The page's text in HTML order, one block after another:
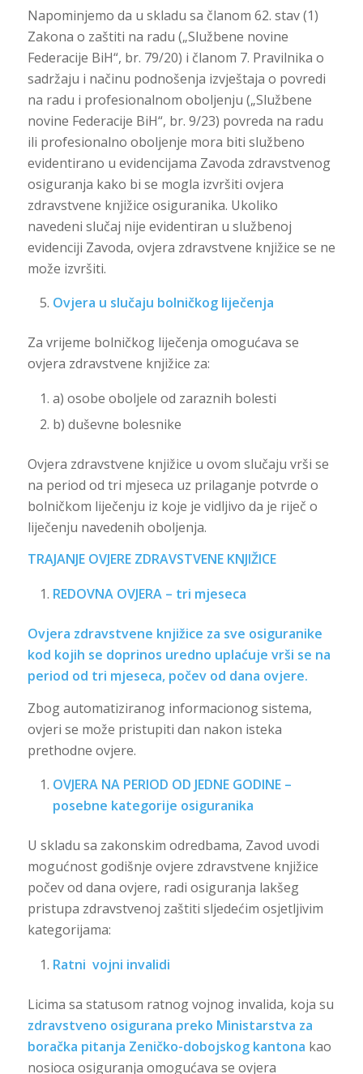
Napominjemo da u skladu sa članom 62. stav (1)
Zakona o zaštiti na radu („Službene novine
Federacije BiH“, br. 79/20) i članom 7. Pravilnika o
sadržaju i načinu podnošenja izvještaja o povredi
na radu i profesionalnom oboljenju („Službene
novine Federacije BiH“, br. 9/23) povreda na radu
ili profesionalno oboljenje mora biti službeno
evidentirano u evidencijama Zavoda zdravstvenog
osiguranja kako bi se mogla izvršiti ovjera
zdravstvene knjižice osiguranika. Ukoliko
navedeni slučaj nije evidentiran u službenoj
evidenciji Zavoda, ovjera zdravstvene knjižice se ne
može izvršiti.
Ovjera u slučaju bolničkog liječenja
Za vrijeme bolničkog liječenja omogućava se
ovjera zdravstvene knjižice za:
a) osobe oboljele od zaraznih bolesti
b) duševne bolesnike
Ovjera zdravstvene knjižice u ovom slučaju vrši se
na period od tri mjeseca uz prilaganje potvrde o
bolničkom liječenju iz koje je vidljivo da je riječ o
liječenju navedenih oboljenja.
TRAJANJE OVJERE ZDRAVSTVENE KNJIŽICE
REDOVNA OVJERA – tri mjeseca
Ovjera zdravstvene knjižice za sve osiguranike
kod kojih se doprinos uredno uplaćuje vrši se na
period od tri mjeseca, počev od dana ovjere.
Zbog automatiziranog informacionog sistema,
ovjeri se može pristupiti dan nakon isteka
prethodne ovjere.
OVJERA NA PERIOD OD JEDNE GODINE –
posebne kategorije osiguranika
U skladu sa zakonskim odredbama, Zavod uvodi
mogućnost godišnje ovjere zdravstvene knjižice
počev od dana ovjere, radi osiguranja lakšeg
pristupa zdravstvenoj zaštiti sljedećim osjetljivim
kategorijama:
Ratni vojni invalidi
Licima sa statusom ratnog vojnog invalida, koja su
zdravstveno osigurana preko Ministarstva za
boračka pitanja Zeničko-dobojskog kantona kao
nosioca osiguranja omogućava se ovjera